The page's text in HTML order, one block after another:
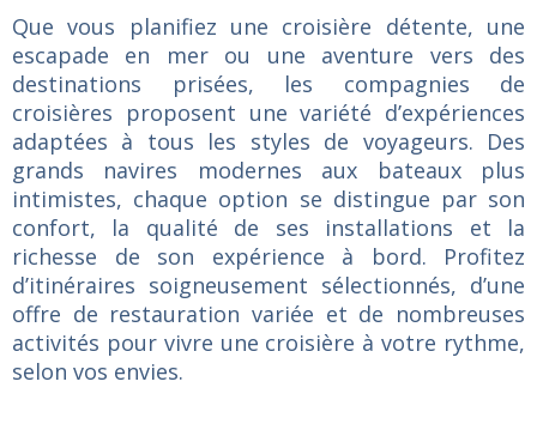
Que vous planifiez une croisière détente, une
escapade en mer ou une aventure vers des
destinations prisées, les compagnies de
croisières proposent une variété d’expériences
adaptées à tous les styles de voyageurs. Des
grands navires modernes aux bateaux plus
intimistes, chaque option se distingue par son
confort, la qualité de ses installations et la
richesse de son expérience à bord. Profitez
d’itinéraires soigneusement sélectionnés, d’une
offre de restauration variée et de nombreuses
activités pour vivre une croisière à votre rythme,
selon vos envies.